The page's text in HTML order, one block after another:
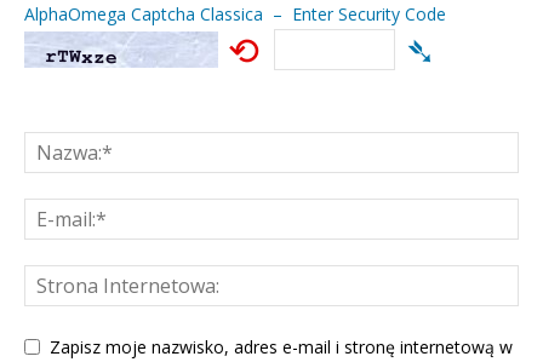
AlphaOmega Captcha Classica – Enter Security Code
⟲ ➴
Zapisz moje nazwisko, adres e-mail i stronę internetową w